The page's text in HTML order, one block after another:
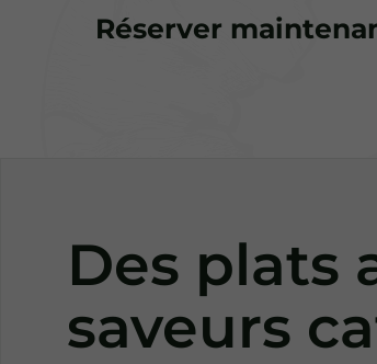
Réserver
Des plats
saveurs